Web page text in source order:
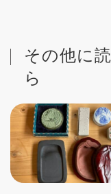
その他に
ら